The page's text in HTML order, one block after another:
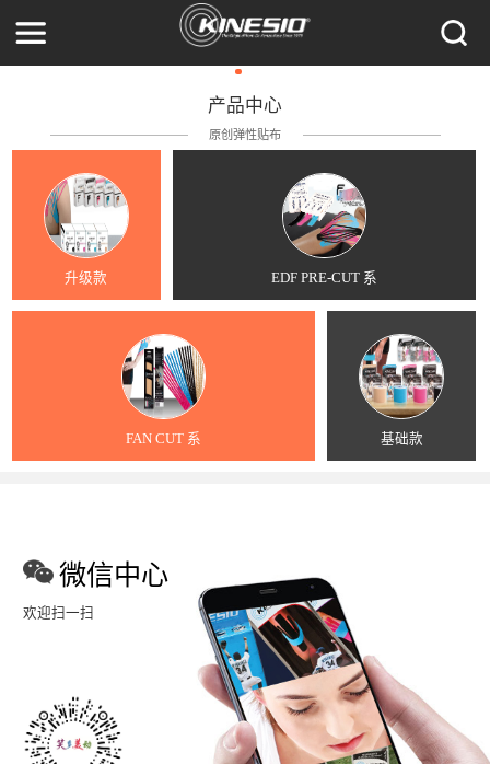
产品中心
原创弹性贴布
升级款 EDF PRE-CUT 系
FAN CUT 系 基础款
微信中心
欢迎扫一扫